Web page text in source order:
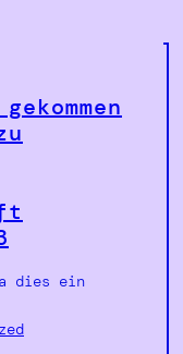
dies ein